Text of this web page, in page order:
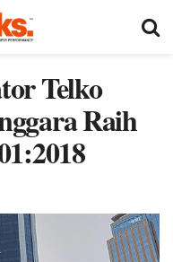
Telko
Raih